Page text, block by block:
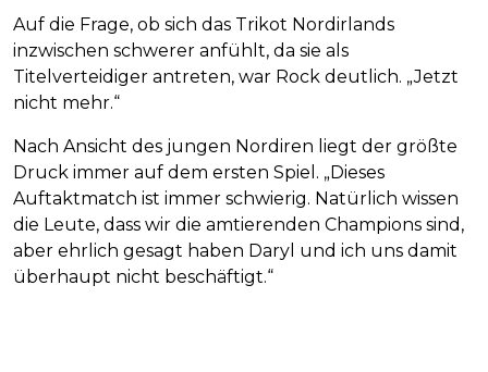
Auf die Frage, ob sich das Trikot Nordirlands
inzwischen schwerer anfühlt, da sie als
Titelverteidiger antreten, war Rock deutlich. „Jetzt
nicht mehr.“
Nach Ansicht des jungen Nordiren liegt der größte
Druck immer auf dem ersten Spiel. „Dieses
Auftaktmatch ist immer schwierig. Natürlich wissen
die Leute, dass wir die amtierenden Champions sind,
aber ehrlich gesagt haben Daryl und ich uns damit
überhaupt nicht beschäftigt.“